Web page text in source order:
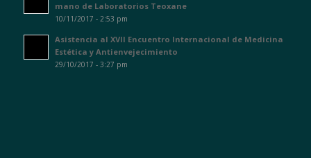
mano de Laboratorios Teoxane
10/11/2017 - 2:53 pm
Asistencia al XVII Encuentro Internacional de Medicina
Estética y Antienvejecimiento
29/10/2017 - 3:27 pm